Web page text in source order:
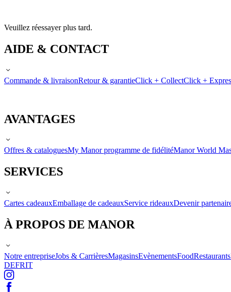
Veuillez réessayer plus tard.
AIDE & CONTACT
Commande & livraisonRetour & garantieClick + CollectClick +
AVANTAGES
Offres & cataloguesMy Manor programme de fidélitéManor World
SERVICES
Cartes cadeauxEmballage de cadeauxService rideauxDevenir
À PROPOS DE MANOR
Notre entrepriseJobs & CarrièresMagasinsEvènementsFoodRestaurants
DEFRIT